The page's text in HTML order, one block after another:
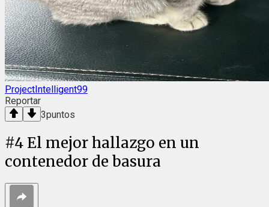
ProjectIntelligent99
Reportar
3puntos
#4 El mejor hallazgo en un
contenedor de basura